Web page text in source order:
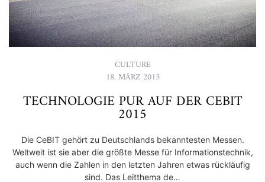
CULTURE
18. MÄRZ 2015
TECHNOLOGIE PUR AUF DER CEBIT
2015
Die CeBIT gehört zu Deutschlands bekanntesten Messen.
Weltweit ist sie aber die größte Messe für Informationstechnik,
auch wenn die Zahlen in den letzten Jahren etwas rückläufig
sind. Das Leitthema de…